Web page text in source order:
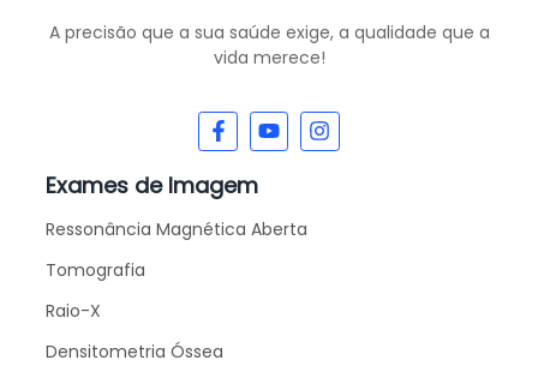
A precisão que a sua saúde exige, a qualidade que a
vida merece!
Exames de Imagem
Ressonância Magnética Aberta
Tomografia
Raio-X
Densitometria Óssea